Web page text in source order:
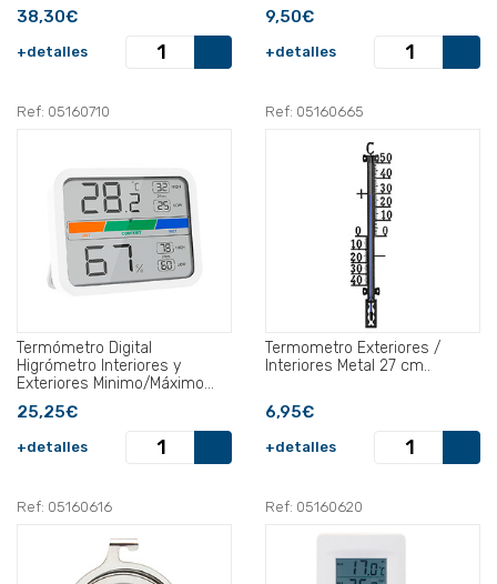
38,30€
+detalles
9,50€
+detalles
Ref: 05160710
Termómetro Digital
Higrómetro Interiores y
Exteriores Minimo/Máximo
Con Indicardor De Humedad.
25,25€
+detalles
Ref: 05160665
Termometro Exteriores /
Interiores Metal 27 cm..
6,95€
+detalles
Ref: 05160616 Ref: 05160620